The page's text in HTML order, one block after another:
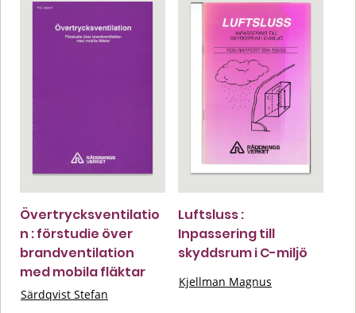
Övertrycksventilatio
n : förstudie över
brandventilation
med mobila fläktar
Särdqvist Stefan
Luftsluss :
Inpassering till
skyddsrum i C-miljö
Kjellman Magnus